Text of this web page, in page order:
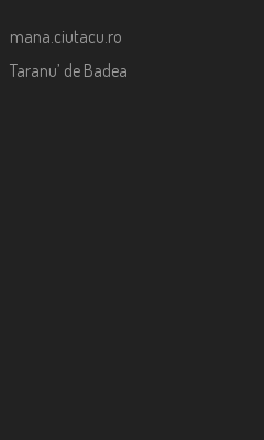
mana.ciutacu.ro
Taranu’ de Badea